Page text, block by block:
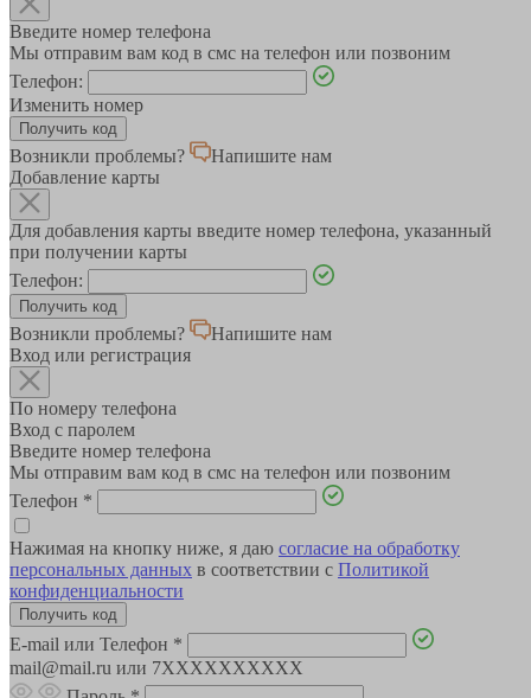
Введите номер телефона
Мы отправим вам код в смс на телефон или позвоним
Телефон:
Изменить номер
Возникли проблемы?
Напишите нам
Добавление карты
Для добавления карты введите номер телефона, указанный
при получении карты
Телефон:
Возникли проблемы?
Напишите нам
Вход или регистрация
По номеру телефона
Вход с паролем
Введите номер телефона
Мы отправим вам код в смс на телефон или позвоним
Телефон *
Нажимая на кнопку ниже, я даю согласие на обработку
персональных данных в соответствии с Политикой
конфиденциальности
E-mail или Телефон *
mail@mail.ru или 7XXXXXXXXXX